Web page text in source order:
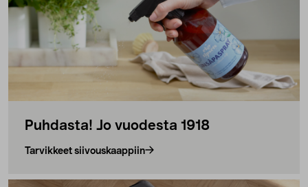
Puhdasta! Jo vuodesta 1918
Tarvikkeet siivouskaappiin